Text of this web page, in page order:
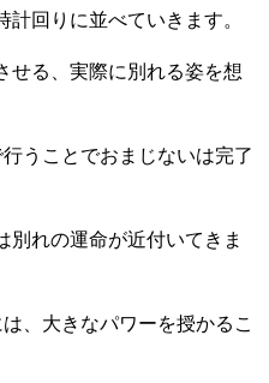
計回りに並べていきます。
せる、実際に別れる姿を想
うことでおまじないは完了
別れの運命が近付いてきま
、大きなパワーを授かるこ